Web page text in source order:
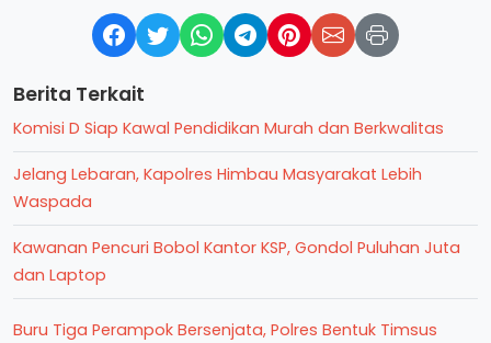
Berita Terkait
Komisi D Siap Kawal Pendidikan Murah dan Berkwalitas
Jelang Lebaran, Kapolres Himbau Masyarakat Lebih
Waspada
Kawanan Pencuri Bobol Kantor KSP, Gondol Puluhan Juta
dan Laptop
Buru Tiga Perampok Bersenjata, Polres Bentuk Timsus